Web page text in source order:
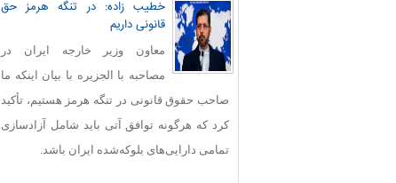
خطیب زاده: در تنگه هرمز حق
قانونی داریم
معاون وزیر خارجه ایران در
مصاحبه با الجزیره با بیان اینکه ما
صاحب حقوق قانونی در تنگه هرمز هستیم، تأکید
کرد که هرگونه توافق آتی باید شامل آزادسازی
تمامی دارایی‌های بلوکه‌شده ایران باشد.